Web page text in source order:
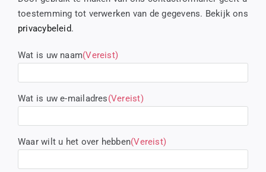
Contact
toestemming tot verwerken van de gegevens. Bekijk ons
privacybeleid.
Wat is uw naam(Vereist)
Wat is uw e-mailadres(Vereist)
Waar wilt u het over hebben(Vereist)